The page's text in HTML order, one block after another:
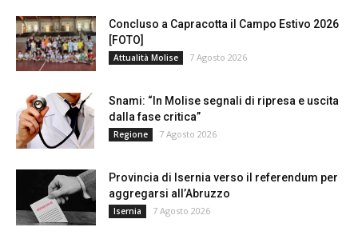
Concluso a Capracotta il Campo Estivo 2026
[FOTO]
Attualità Molise 7 Agosto 2026
Snami: “In Molise segnali di ripresa e uscita
dalla fase critica”
Regione 7 Agosto 2026
Provincia di Isernia verso il referendum per
aggregarsi all’Abruzzo
Isernia 7 Agosto 2026